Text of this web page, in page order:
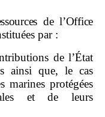
de l’Office
par :
de l’État
ainsi que, le cas
marines protégées
et de leurs